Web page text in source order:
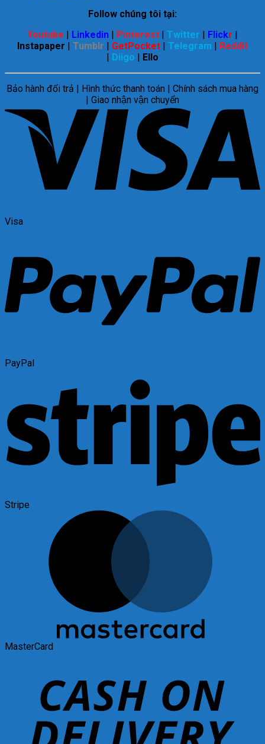
Follow chúng tôi tại:
Youtube
Linkedin Pinterest Twitter Flickr
Instapaper
Tumblr GetPocket Telegram
Reddit
Diigo Ello
Bảo hành đổi trả | Hình thức thanh toán | Chính sách mua hàng
| Giao nhận vận chuyển
Visa
PayPal
Stripe
MasterCard